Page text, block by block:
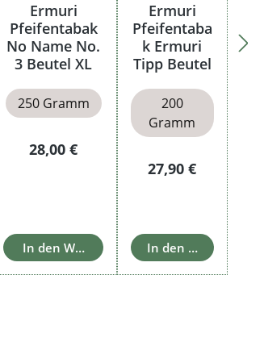
Ermuri
Pfeifentabak
No Name No.
3 Beutel XL
250 Gramm
Regulärer Preis:
28,00 €
In den Warenkorb
Ermuri
Pfeifentaba
k Ermuri
Tipp Beutel
200
Gramm
Regulärer Preis:
27,90 €
In den Warenkorb